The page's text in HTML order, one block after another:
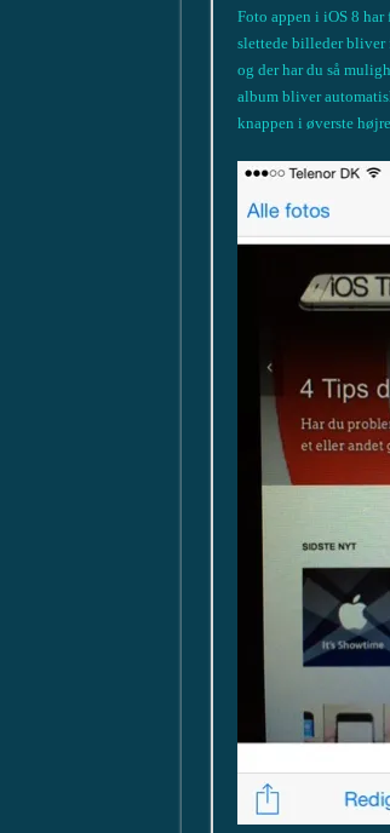
Foto appen i iOS 8
slettede billeder bliver
og der har du så
album bliver
knappen i øverste